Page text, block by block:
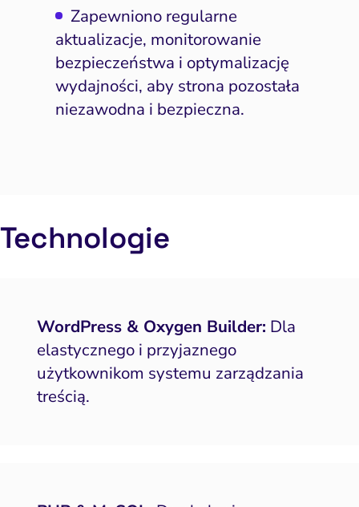
konwersji
Pozycjonowanie marki
PPC i kampanie płatne
SEO
w AI Search
Zapewniono regularne
aktualizacje, monitorowanie
bezpieczeństwa i optymalizację
wydajności, aby strona pozostała
niezawodna i bezpieczna.
Technologie
WordPress & Oxygen Builder: Dla
elastycznego i przyjaznego
użytkownikom systemu zarządzania
treścią.